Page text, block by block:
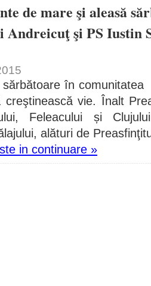
de mare şi aleasă
Andreicuţ şi PS Iustin
în
vie. Înalt
Feleacului și
alături de
in continuare »